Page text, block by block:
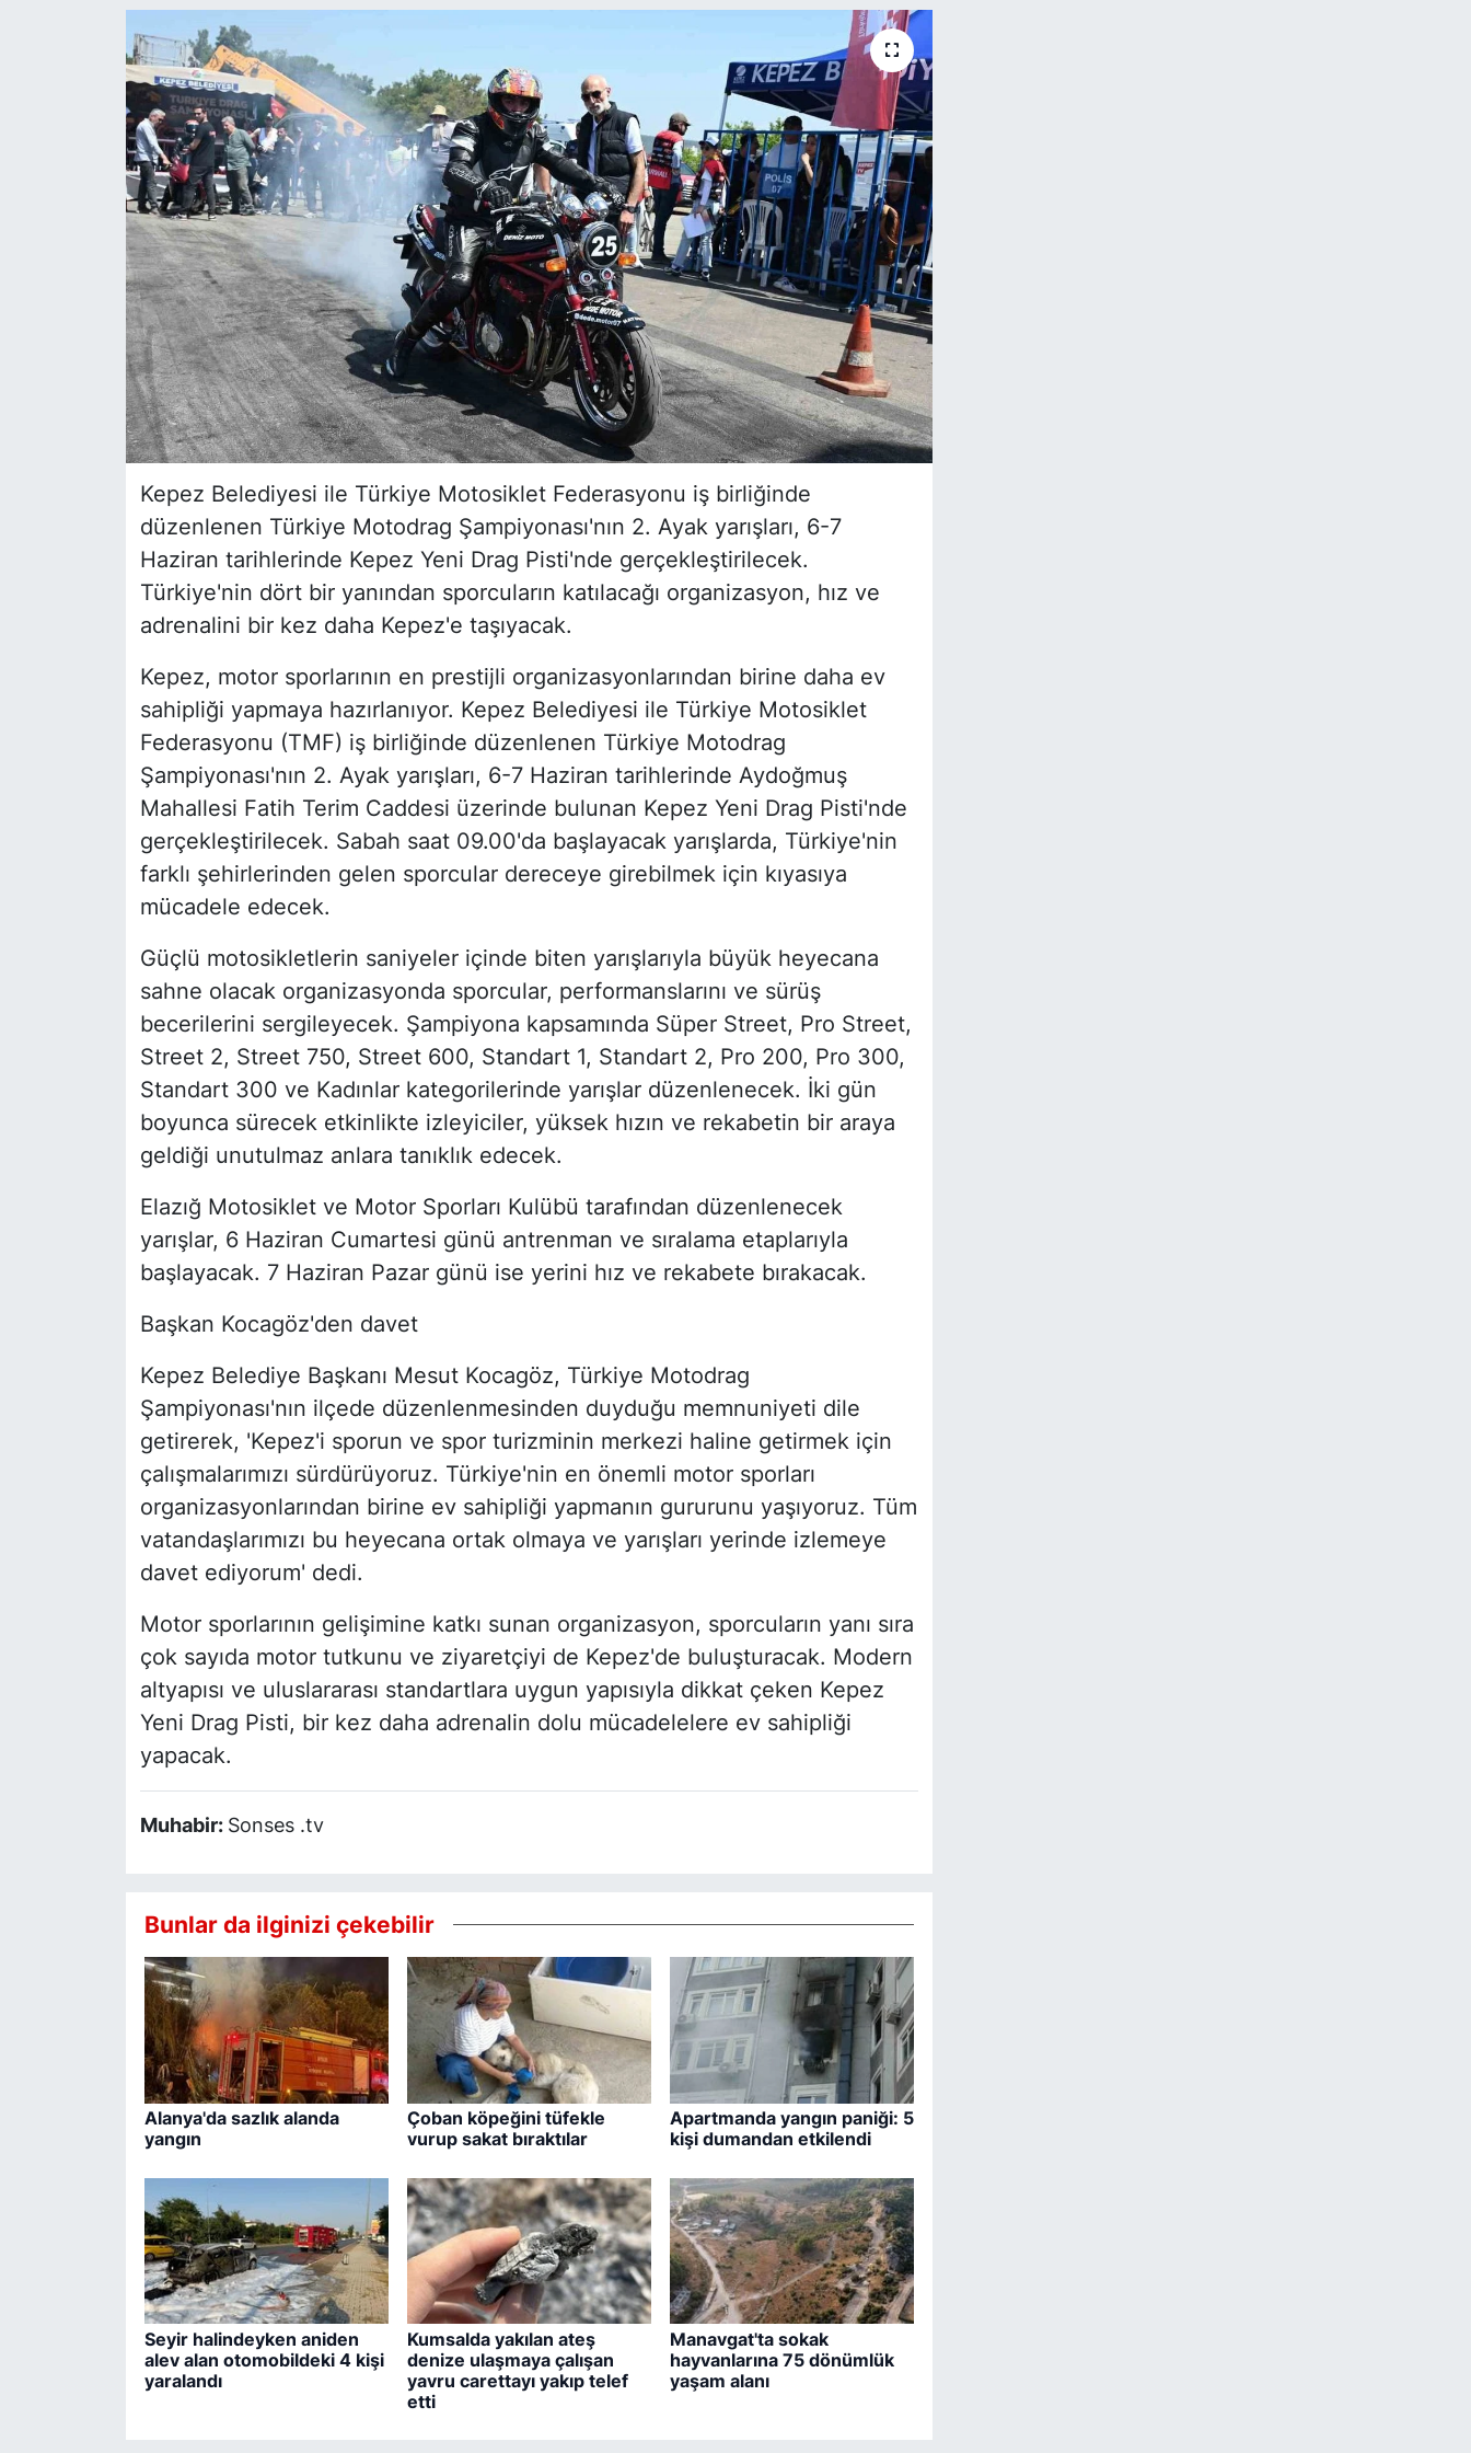
Kepez Belediyesi ile Türkiye Motosiklet Federasyonu iş birliğinde
düzenlenen Türkiye Motodrag Şampiyonası'nın 2. Ayak yarışları, 6-7
Haziran tarihlerinde Kepez Yeni Drag Pisti'nde gerçekleştirilecek.
Türkiye'nin dört bir yanından sporcuların katılacağı organizasyon, hız ve
adrenalini bir kez daha Kepez'e taşıyacak.
Kepez, motor sporlarının en prestijli organizasyonlarından birine daha ev
sahipliği yapmaya hazırlanıyor. Kepez Belediyesi ile Türkiye Motosiklet
Federasyonu (TMF) iş birliğinde düzenlenen Türkiye Motodrag
Şampiyonası'nın 2. Ayak yarışları, 6-7 Haziran tarihlerinde Aydoğmuş
Mahallesi Fatih Terim Caddesi üzerinde bulunan Kepez Yeni Drag Pisti'nde
gerçekleştirilecek. Sabah saat 09.00'da başlayacak yarışlarda, Türkiye'nin
farklı şehirlerinden gelen sporcular dereceye girebilmek için kıyasıya
mücadele edecek.
Güçlü motosikletlerin saniyeler içinde biten yarışlarıyla büyük heyecana
sahne olacak organizasyonda sporcular, performanslarını ve sürüş
becerilerini sergileyecek. Şampiyona kapsamında Süper Street, Pro Street,
Street 2, Street 750, Street 600, Standart 1, Standart 2, Pro 200, Pro 300,
Standart 300 ve Kadınlar kategorilerinde yarışlar düzenlenecek. İki gün
boyunca sürecek etkinlikte izleyiciler, yüksek hızın ve rekabetin bir araya
geldiği unutulmaz anlara tanıklık edecek.
Elazığ Motosiklet ve Motor Sporları Kulübü tarafından düzenlenecek
yarışlar, 6 Haziran Cumartesi günü antrenman ve sıralama etaplarıyla
başlayacak. 7 Haziran Pazar günü ise yerini hız ve rekabete bırakacak.
Başkan Kocagöz'den davet
Kepez Belediye Başkanı Mesut Kocagöz, Türkiye Motodrag
Şampiyonası'nın ilçede düzenlenmesinden duyduğu memnuniyeti dile
getirerek, 'Kepez'i sporun ve spor turizminin merkezi haline getirmek için
çalışmalarımızı sürdürüyoruz. Türkiye'nin en önemli motor sporları
organizasyonlarından birine ev sahipliği yapmanın gururunu yaşıyoruz. Tüm
vatandaşlarımızı bu heyecana ortak olmaya ve yarışları yerinde izlemeye
davet ediyorum' dedi.
Motor sporlarının gelişimine katkı sunan organizasyon, sporcuların yanı sıra
çok sayıda motor tutkunu ve ziyaretçiyi de Kepez'de buluşturacak. Modern
altyapısı ve uluslararası standartlara uygun yapısıyla dikkat çeken Kepez
Yeni Drag Pisti, bir kez daha adrenalin dolu mücadelelere ev sahipliği
yapacak.
Muhabir: Sonses .tv
Bunlar da ilginizi çekebilir
Alanya'da sazlık alanda
yangın
Çoban köpeğini tüfekle
vurup sakat bıraktılar
Apartmanda yangın paniği: 5
kişi dumandan etkilendi
Seyir halindeyken aniden
alev alan otomobildeki 4 kişi
yaralandı
Kumsalda yakılan ateş
denize ulaşmaya çalışan
yavru carettayı yakıp telef
etti
Manavgat'ta sokak
hayvanlarına 75 dönümlük
yaşam alanı
YEREL HABER
Haberde insan
Tanıtım